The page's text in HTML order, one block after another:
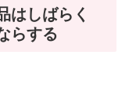
はしばらく
らする